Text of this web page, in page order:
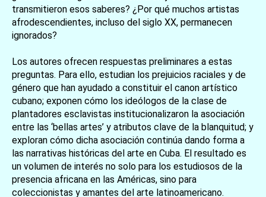
transmitieron esos saberes? ¿Por qué muchos artistas
afrodescendientes, incluso del siglo XX, permanecen
ignorados?
Los autores ofrecen respuestas preliminares a estas
preguntas. Para ello, estudian los prejuicios raciales y de
género que han ayudado a constituir el canon artístico
cubano; exponen cómo los ideólogos de la clase de
plantadores esclavistas institucionalizaron la asociación
entre las ‘bellas artes’ y atributos clave de la blanquitud; y
exploran cómo dicha asociación continúa dando forma a
las narrativas históricas del arte en Cuba. El resultado es
un volumen de interés no solo para los estudiosos de la
presencia africana en las Américas, sino para
coleccionistas y amantes del arte latinoamericano.